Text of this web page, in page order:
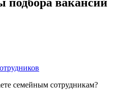
семейным сотрудникам?